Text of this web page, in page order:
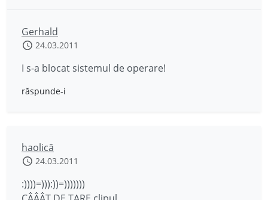
Gerhald
24.03.2011
I s-a blocat sistemul de operare!
răspunde-i
haolică
24.03.2011
:))))=))):))=)))))))